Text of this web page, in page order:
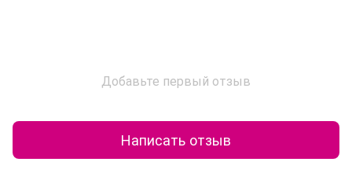
Добавьте первый отзыв
Написать отзыв